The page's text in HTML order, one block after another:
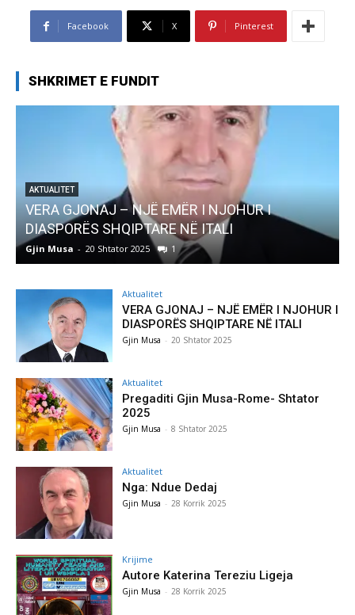
Facebook X Pinterest
SHKRIMET E FUNDIT
AKTUALITET
VERA GJONAJ – NJË EMËR I NJOHUR I
DIASPORËS SHQIPTARE NË ITALI
Gjin Musa - 20 Shtator 2025 1
Aktualitet
VERA GJONAJ – NJË EMËR I NJOHUR I
DIASPORËS SHQIPTARE NË ITALI
Gjin Musa - 20 Shtator 2025
Aktualitet
Pregaditi Gjin Musa-Rome- Shtator
2025
Gjin Musa - 8 Shtator 2025
Aktualitet
Nga: Ndue Dedaj
Gjin Musa - 28 Korrik 2025
Krijime
Autore Katerina Tereziu Ligeja
Gjin Musa - 28 Korrik 2025